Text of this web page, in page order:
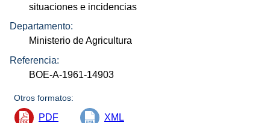
situaciones e incidencias
Departamento:
Ministerio de Agricultura
Referencia:
BOE-A-1961-14903
Otros formatos:
PDF XML